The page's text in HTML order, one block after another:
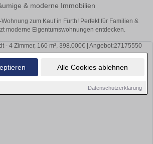
Alle Cookies ablehnen
Datenschutzerklärung
& moderne Immobilien
zum Kauf in Fürth! Perfekt für Familien &
moderne Eigentumswohnungen entdecken.